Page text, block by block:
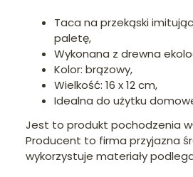
Taca na przekąski
paletę,
Wykonana z drewna
Kolor: brązowy,
Wielkość: 16 x 12 cm,
Idealna do użytku
Jest to produkt pochodzenia
Producent to firma przyjazna
wykorzystuje materiały